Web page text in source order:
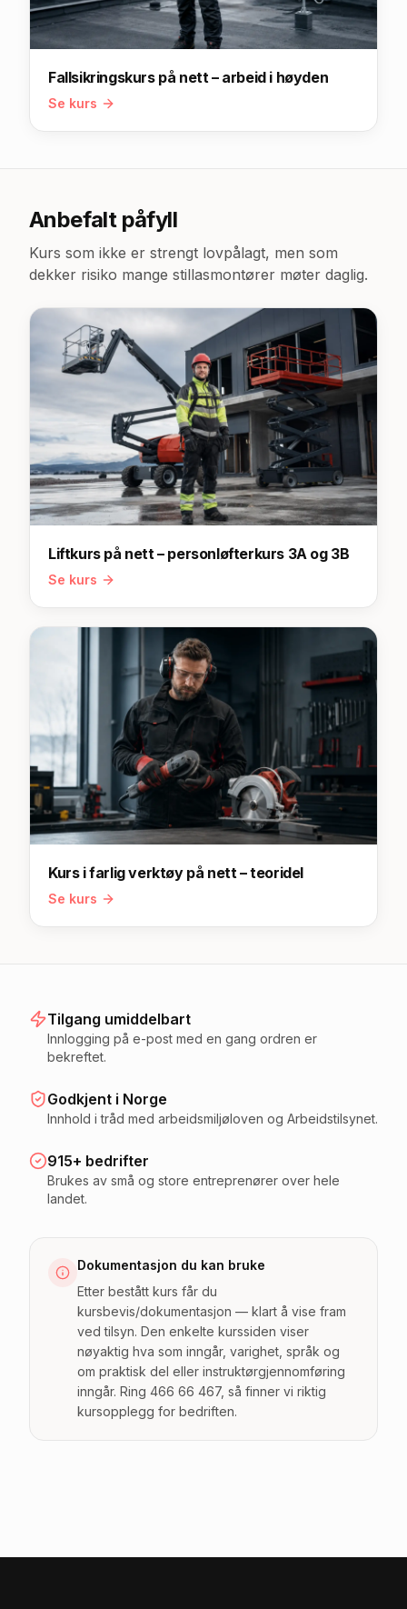
Fallsikringskurs på nett – arbeid i høyden
Se kurs
Anbefalt påfyll
Kurs som ikke er strengt lovpålagt, men som
dekker risiko mange stillasmontører møter daglig.
Liftkurs på nett – personløfterkurs 3A og 3B
Se kurs
Kurs i farlig verktøy på nett – teoridel
Se kurs
Tilgang umiddelbart
Innlogging på e-post med en gang ordren er
bekreftet.
Godkjent i Norge
Innhold i tråd med arbeidsmiljøloven og Arbeidstilsynet.
915+ bedrifter
Brukes av små og store entreprenører over hele
landet.
Dokumentasjon du kan bruke
Etter bestått kurs får du
kursbevis/dokumentasjon — klart å vise fram
ved tilsyn. Den enkelte kurssiden viser
nøyaktig hva som inngår, varighet, språk og
om praktisk del eller instruktørgjennomføring
inngår. Ring 466 66 467, så finner vi riktig
kursopplegg for bedriften.